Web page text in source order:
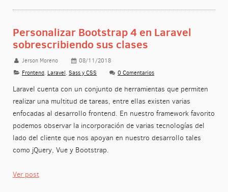
Personalizar Bootstrap 4 en Laravel
sobrescribiendo sus clases
Jerson Moreno
08/11/2018
Frontend, Laravel,Sass y CSS 0 Comentarios
Laravel cuenta con un conjunto de herramientas que permiten
realizar una multitud de tareas, entre ellas existen varias
enfocadas al desarrollo frontend. En nuestro framework favorito
podemos observar la incorporación de varias tecnologías del
lado del cliente que nos apoyan en nuestro desarrollo tales
como jQuery, Vue y Bootstrap.
Ver post